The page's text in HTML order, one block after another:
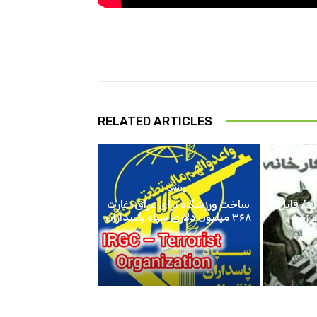
RELATED ARTICLES
/ قابل
زده
ورزش
ساخت ورزشگاه برای عراق، غارت
۳۶۸ میلیون دلاری سپاه پاسداران